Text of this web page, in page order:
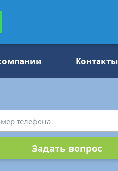
Контакты
Задать вопрос